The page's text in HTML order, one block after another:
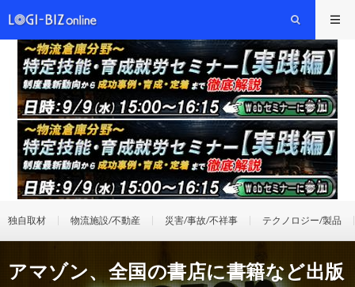
独自取材 物流施設/不動産 災害/事故/不祥事 テクノロジー/製品
アマゾン、全国の書店に書籍など出版